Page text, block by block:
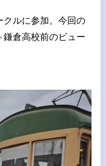
ルに参加。今回の
倉高校前のビュー